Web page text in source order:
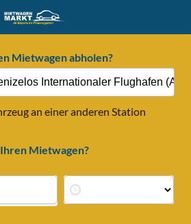
Mietwagen abholen?
an einer anderen Station
Mietwagen?